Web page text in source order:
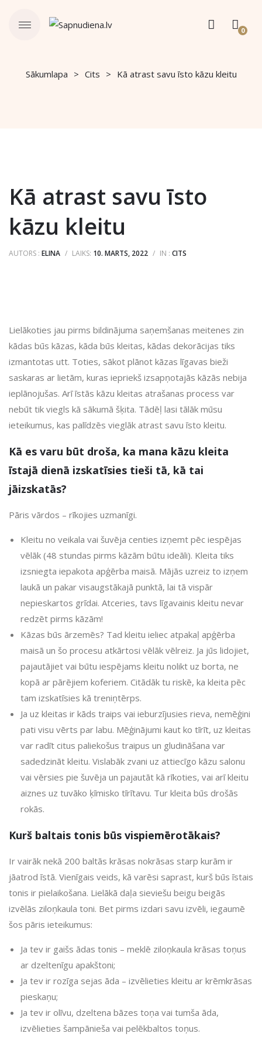
0
Sākumlapa Cits Kā atrast savu īsto kāzu kleitu
Kā atrast savu īsto
kāzu kleitu
AUTORS : ELINA / LAIKS: 10. MARTS, 2022 / IN : CITS
Lielākoties jau pirms bildinājuma saņemšanas meitenes zin
kādas būs kāzas, kāda būs kleitas, kādas dekorācijas tiks
izmantotas utt. Toties, sākot plānot kāzas līgavas bieži
saskaras ar lietām, kuras iepriekš izsapņotajās kāzās nebija
ieplānojušas. Arī īstās kāzu kleitas atrašanas process var
nebūt tik viegls kā sākumā šķita. Tādēļ lasi tālāk mūsu
ieteikumus, kas palīdzēs vieglāk atrast savu īsto kleitu.
Kā es varu būt droša, ka mana kāzu kleita
īstajā dienā izskatīsies tieši tā, kā tai
jāizskatās?
Pāris vārdos – rīkojies uzmanīgi.
Kleitu no veikala vai šuvēja centies izņemt pēc iespējas
vēlāk (48 stundas pirms kāzām būtu ideāli). Kleita tiks
izsniegta iepakota apģērba maisā. Mājās uzreiz to izņem
laukā un pakar visaugstākajā punktā, lai tā vispār
nepieskartos grīdai. Atceries, tavs līgavainis kleitu nevar
redzēt pirms kāzām!
Kāzas būs ārzemēs? Tad kleitu ieliec atpakaļ apģērba
maisā un šo procesu atkārtosi vēlāk vēlreiz. Ja jūs lidojiet,
pajautājiet vai būtu iespējams kleitu nolikt uz borta, ne
kopā ar pārējiem koferiem. Citādāk tu riskē, ka kleita pēc
tam izskatīsies kā treniņtērps.
Ja uz kleitas ir kāds traips vai ieburzījusies rieva, nemēģini
pati visu vērts par labu. Mēģinājumi kaut ko tīrīt, uz kleitas
var radīt citus paliekošus traipus un gludināšana var
sadedzināt kleitu. Vislabāk zvani uz attiecīgo kāzu salonu
vai vērsies pie šuvēja un pajautāt kā rīkoties, vai arī kleitu
aiznes uz tuvāko ķīmisko tīrītavu. Tur kleita būs drošās
rokās.
Kurš baltais tonis būs vispiemērotākais?
Ir vairāk nekā 200 baltās krāsas nokrāsas starp kurām ir
jāatrod īstā. Vienīgais veids, kā varēsi saprast, kurš būs īstais
tonis ir pielaikošana. Lielākā daļa sieviešu beigu beigās
izvēlās ziloņkaula toni. Bet pirms izdari savu izvēli, iegaumē
šos pāris ieteikumus:
Ja tev ir gaišs ādas tonis – meklē ziloņkaula krāsas toņus
ar dzeltenīgu apakštoni;
Ja tev ir rozīga sejas āda – izvēlieties kleitu ar krēmkrāsas
pieskaņu;
Ja tev ir olīvu, dzeltena bāzes toņa vai tumša āda,
izvēlieties šampānieša vai pelēkbaltos toņus.